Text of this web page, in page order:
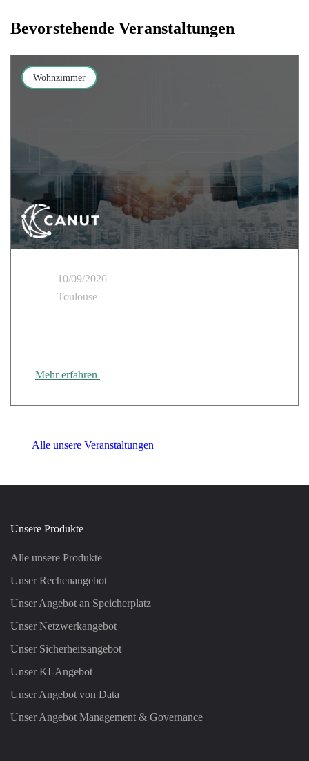
Bevorstehende Veranstaltungen
Wohnzimmer
10/09/2026
Toulouse
Mehr erfahren
Alle unsere Veranstaltungen
Unsere Produkte
Alle unsere Produkte
Unser Rechenangebot
Unser Angebot an Speicherplatz
Unser Netzwerkangebot
Unser Sicherheitsangebot
Unser KI-Angebot
Unser Angebot von Data
Unser Angebot Management & Governance